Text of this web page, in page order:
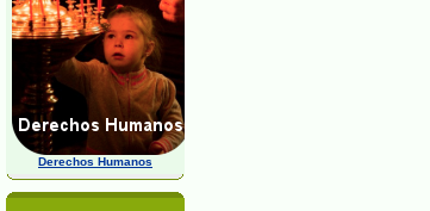
Derechos Humanos